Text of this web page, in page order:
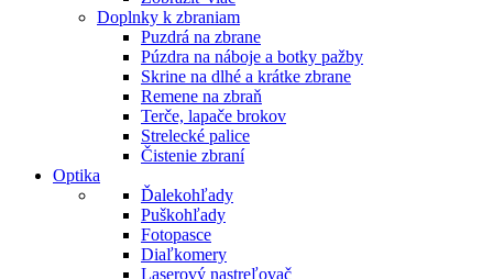
Doplnky k zbraniam
Puzdrá na zbrane
Púzdra na náboje a botky pažby
Skrine na dlhé a krátke zbrane
Remene na zbraň
Terče, lapače brokov
Strelecké palice
Čistenie zbraní
Optika
Ďalekohľady
Puškohľady
Fotopasce
Diaľkomery
Laserový nastreľovač